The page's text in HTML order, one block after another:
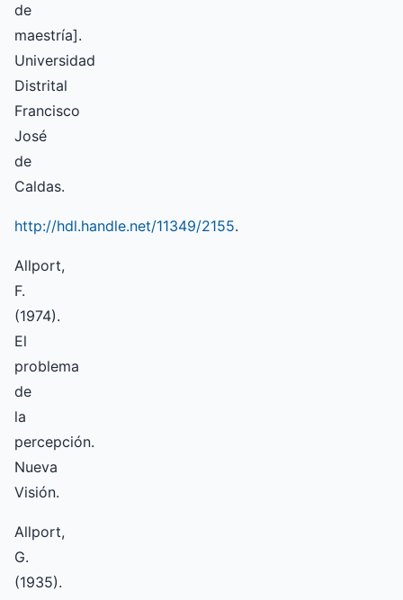
de
maestría].
Universidad
Distrital
Francisco
José
de
Caldas.
http://hdl.handle.net/11349/2155.
Allport,
F.
(1974).
El
problema
de
la
percepción.
Nueva
Visión.
Allport,
G.
(1935).